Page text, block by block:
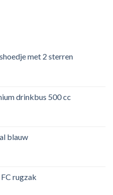
met 2 sterren
drinkbus 500 cc
blauw
rugzak